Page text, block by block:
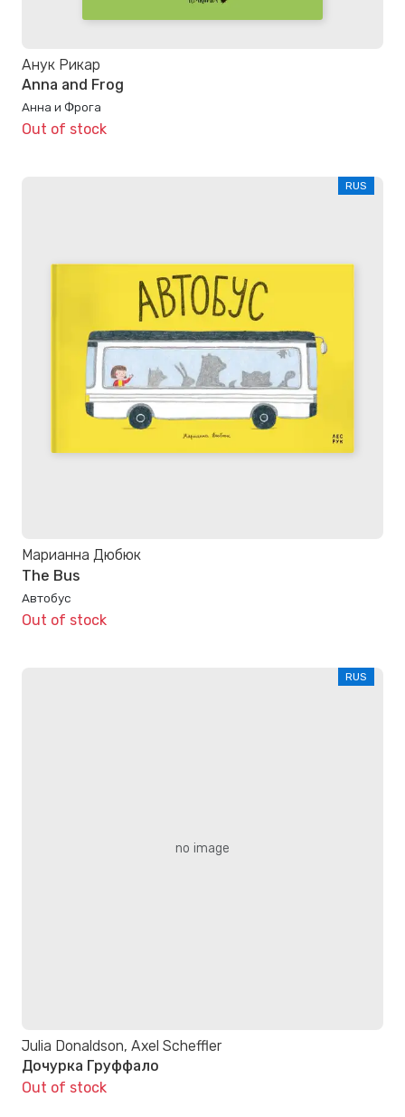
Анук Рикар
Anna and Frog
Анна и Фрога
Out of stock
RUS
Марианна Дюбюк
The Bus
Автобус
Out of stock
RUS
no image
Julia Donaldson, Axel Scheffler
Дочурка Груффало
Out of stock